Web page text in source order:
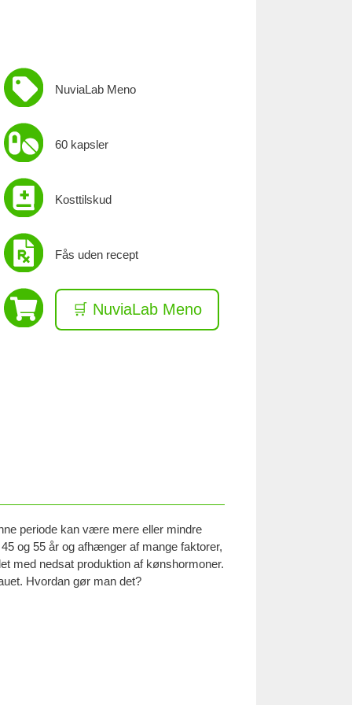
NuviaLab Meno
60 kapsler
Kosttilskud
Fås uden recept
🛒 NuviaLab Meno
periode kan være mere eller mindre
og 55 år og afhænger af mange faktorer,
med nedsat produktion af kønshormoner.
Hvordan gør man det?